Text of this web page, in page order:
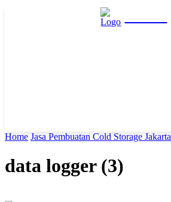
Home Jasa Pembuatan Cold Storage Jakarta
data logger (3)